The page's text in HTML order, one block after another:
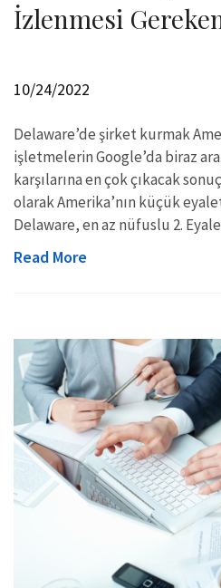
İzlenmesi
10/24/2022
Delaware’de şirket kurmak
işletmelerin Google’da biraz
karşılarına en çok çıkacak
olarak Amerika’nın küçük
Delaware, en az nüfuslu 2.
Read More